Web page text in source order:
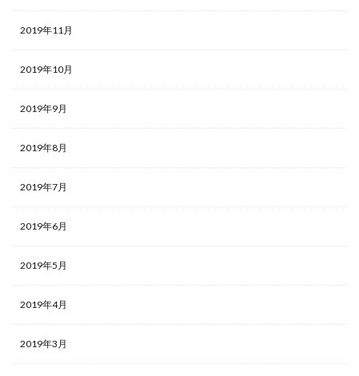
2019年11月
2019年10月
2019年9月
2019年8月
2019年7月
2019年6月
2019年5月
2019年4月
2019年3月